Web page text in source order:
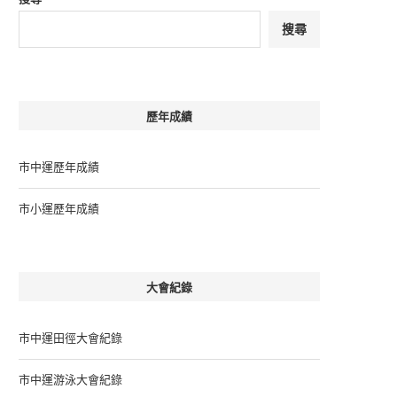
搜尋
歷年成績
市中運歷年成績
市小運歷年成績
大會紀錄
市中運田徑大會紀錄
市中運游泳大會紀錄